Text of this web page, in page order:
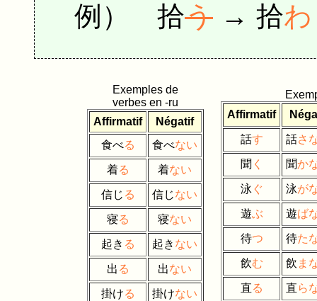
例） 拾う → 拾わ
Exemples de
verbes en -ru
Affirmatif
Négatif
食べる 食べない
着る 着ない
信じ る 信じない
寝る 寝ない
起き る 起き ない
出 る 出ない
掛ける 掛けない
Affirmatif
話す 話さ
聞 く 聞か
泳 ぐ 泳が
遊ぶ 遊ば
待つ 待た
飲む 飲 ま
直る 直ら